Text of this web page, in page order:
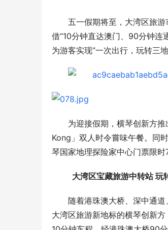
五一假期将至，大湾区旅
借“10分钟直达澳门、90分钟连
为游客实现”一次出行，玩转三地
为迎接假期，横琴创新方
Kong」双人时令嘗味午餐。同
琴国家地理探险家中心门票限
大湾区宝藏旅游中转站 玩
随着港珠澳大桥、深中通
大湾区旅游新地标的横琴创新